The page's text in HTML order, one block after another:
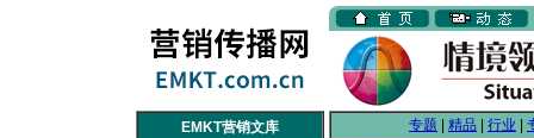
EMKT营销文库
专题 精品 行业